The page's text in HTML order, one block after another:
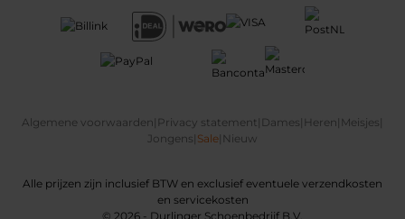
Algemene voorwaarden Privacy statement Dames Heren Meisjes
Jongens Sale Nieuw
Alle prijzen zijn inclusief BTW en exclusief eventuele verzendkosten
en servicekosten
© 2026 - Durlinger Schoenbedrijf B.V.